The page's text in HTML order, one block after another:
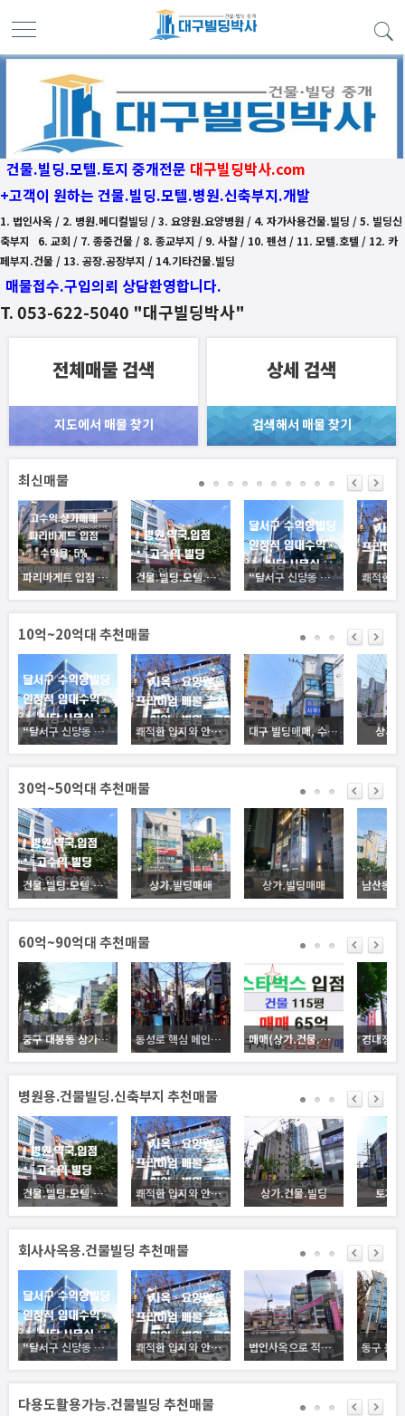
건물.빌딩.모텔.토지 중개전문 대구빌딩박사.com
+고객이 원하는 건물.빌딩.모텔.병원.신축부지.개발
1. 법인사옥 / 2. 병원.메디컬빌딩 / 3. 요양원.요양병원 / 4. 자가사용건물.빌딩 / 5. 빌딩신
축부지
6. 교회 / 7. 종중건물 / 8. 종교부지 / 9. 사찰 / 10. 펜션 / 11. 모텔.호텔 / 12. 카
페부지.건물 / 13. 공장.공장부지 / 14.기타건물.빌딩
매물접수.구입의뢰 상담환영합니다.
T. 053-622-5040 "대구빌딩박사"
전체매물 검색
지도에서 매물 찾기
상세 검색
검색해서 매물 찾기
최신매물
파리바게트 입점 고수익 상가매매. 안정적으로 장기수익 보장. 상권네에서 메인 핵심자리로서 A급 입지 건물.빌딩.모텔.토지.공장 “달서구 신당동 수익형 빌딩 — 안정적 임대수익, 공실 없는 5층 근생건물”
10억~20억대 추천매물
“달서구 신당동 수익형 빌딩 — 안정적 임대수익, 공실 없는 5층 근생건물” 쾌적한 입지와 안정된 구조, 사옥·요양시설 모두 가능한 건물, 비즈니스와 휴식이 공존하는 공간, 방촌동 핵심 건물 매매 대구 빌딩매매, 수성구두산동신축부지추천 상가.
30억~50억대 추천매물
건물.빌딩.모텔.토지.공장 상가.빌딩매매 상가.빌딩매매
60억~90억대 추천매물
중구 대봉동 상가건물.빌딩 신축부지 매매 동성로 핵심 메인상권, 상가건물.빌딩매매, 유동인구 많은 중심상가지역임. 매매(상가.건물.빌딩)
병원용.건물빌딩.신축부지 추천매물
건물.빌딩.모텔.토지.공장 쾌적한 입지와 안정된 구조, 사옥·요양시설 모두 가능한 건물, 비즈니스와 휴식이 공존하는 공간, 방촌동 핵심 건물 매매 상가.건물.빌딩 토지/
회사사옥용.건물빌딩 추천매물
“달서구 신당동 수익형 빌딩 — 안정적 임대수익, 공실 없는 5층 근생건물” 쾌적한 입지와 안정된 구조, 사옥·요양시설 모두 가능한 건물, 비즈니스와 휴식이 공존하는 공간, 방촌동 핵심 건물 매매 법인사옥으로 적극 추천하는 빌딩입니다.
다용도활용가능.건물빌딩 추천매물